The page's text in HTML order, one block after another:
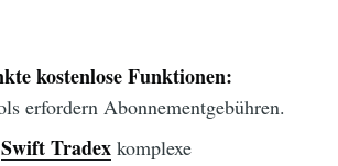
kostenlose Funktionen:
erfordern Abonnementgebühren.
Swift Tradexkomplexe